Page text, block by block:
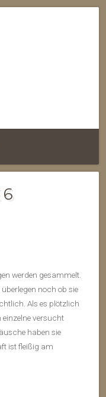
6
werden gesammelt.
noch ob sie
Als es plötzlich
versucht
haben sie
ist fleißig am